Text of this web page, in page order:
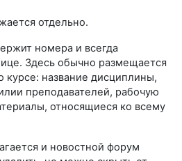
отдельно.
номера и всегда
Здесь обычно размещается
курсе: название дисциплины,
преподавателей, ра­бочую
относящиеся ко всему
и новостной форум